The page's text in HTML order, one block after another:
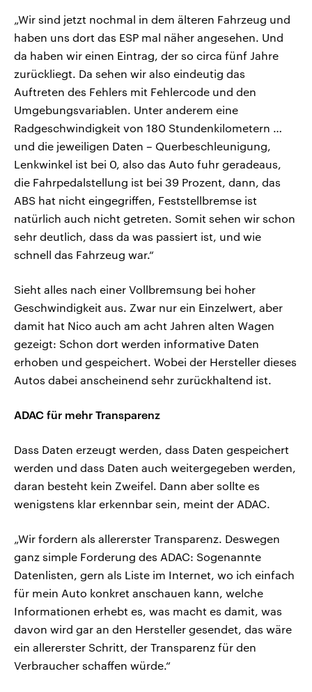
„Wir sind jetzt nochmal in dem älteren Fahrzeug und
haben uns dort das ESP mal näher angesehen. Und
da haben wir einen Eintrag, der so circa fünf Jahre
zurückliegt. Da sehen wir also eindeutig das
Auftreten des Fehlers mit Fehlercode und den
Umgebungsvariablen. Unter anderem eine
Radgeschwindigkeit von 180 Stundenkilometern …
und die jeweiligen Daten – Querbeschleunigung,
Lenkwinkel ist bei 0, also das Auto fuhr geradeaus,
die Fahrpedalstellung ist bei 39 Prozent, dann, das
ABS hat nicht eingegriffen, Feststellbremse ist
natürlich auch nicht getreten. Somit sehen wir schon
sehr deutlich, dass da was passiert ist, und wie
schnell das Fahrzeug war.“
Sieht alles nach einer Vollbremsung bei hoher
Geschwindigkeit aus. Zwar nur ein Einzelwert, aber
damit hat Nico auch am acht Jahren alten Wagen
gezeigt: Schon dort werden informative Daten
erhoben und gespeichert. Wobei der Hersteller dieses
Autos dabei anscheinend sehr zurückhaltend ist.
ADAC für mehr Transparenz
Dass Daten erzeugt werden, dass Daten gespeichert
werden und dass Daten auch weitergegeben werden,
daran besteht kein Zweifel. Dann aber sollte es
wenigstens klar erkennbar sein, meint der ADAC.
„Wir fordern als allererster Transparenz. Deswegen
ganz simple Forderung des ADAC: Sogenannte
Datenlisten, gern als Liste im Internet, wo ich einfach
für mein Auto konkret anschauen kann, welche
Informationen erhebt es, was macht es damit, was
davon wird gar an den Hersteller gesendet, das wäre
ein allererster Schritt, der Transparenz für den
Verbraucher schaffen würde.“